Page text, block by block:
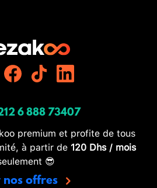
6 888 73407
premium et profite de tous
à partir de 120 Dhs / mois
😎
nos offres